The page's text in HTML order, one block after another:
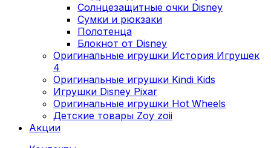
Cолнцезащитные очки Disney
Сумки и рюкзаки
Полотенца
Блокнот от Disney
Оригинальные игрушки История Игрушек
4
Оригинальные игрушки Kindi Kids
Игрушки Disney Pixar
Оригинальные игрушки Hot Wheels
Детские товары Zoy zoii
Акции